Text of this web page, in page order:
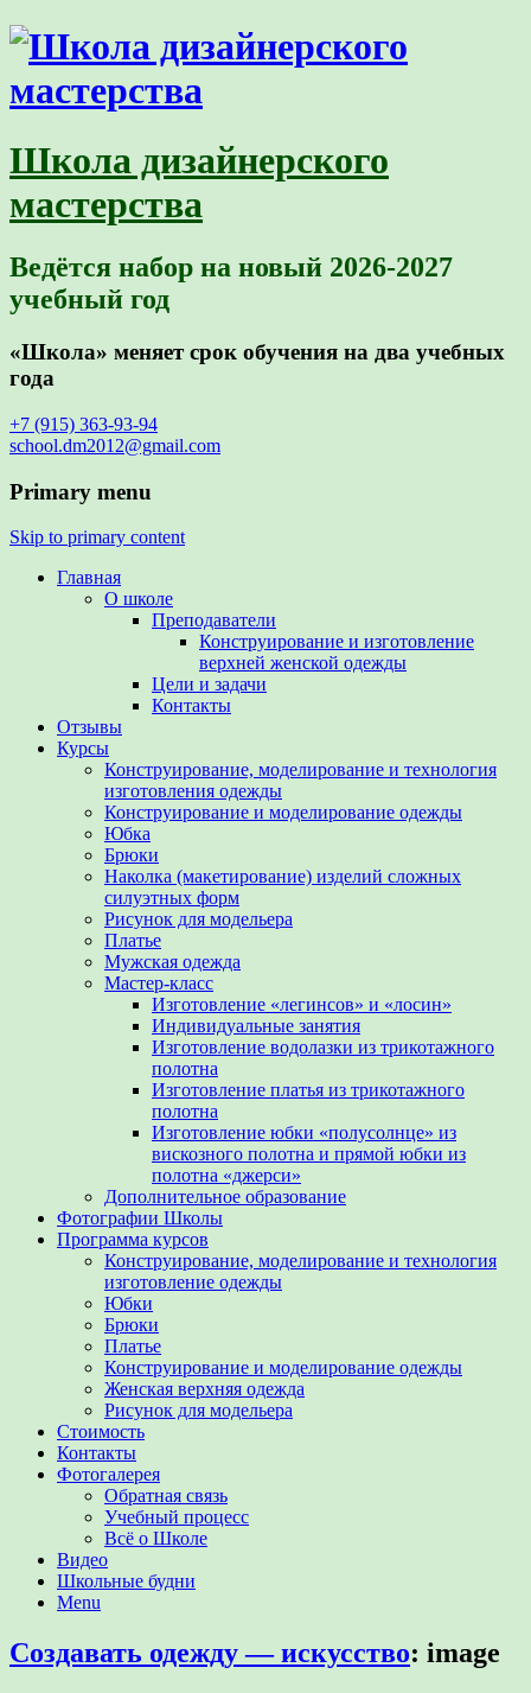
Школа дизайнерского
мастерства
Ведётся набор на новый 2026-2027
учебный год
«Школа» меняет срок обучения на два учебных
года
+7 (915) 363-93-94
school.dm2012@gmail.com
Primary menu
Skip to primary content
Главная
О школе
Преподаватели
Конструирование и изготовление
верхней женской одежды
Цели и задачи
Контакты
Отзывы
Курсы
Конструирование, моделирование и технология
изготовления одежды
Конструирование и моделирование одежды
Юбка
Брюки
Наколка (макетирование) изделий сложных
силуэтных форм
Рисунок для модельера
Платье
Мужская одежда
Мастер-класс
Изготовление «легинсов» и «лосин»
Индивидуальные занятия
Изготовление водолазки из трикотажного
полотна
Изготовление платья из трикотажного
полотна
Изготовление юбки «полусолнце» из
вискозного полотна и прямой юбки из
полотна «джерси»
Дополнительное образование
Фотографии Школы
Программа курсов
Конструирование, моделирование и технология
изготовление одежды
Юбки
Брюки
Платье
Конструирование и моделирование одежды
Женская верхняя одежда
Рисунок для модельера
Стоимость
Контакты
Фотогалерея
Обратная связь
Учебный процесс
Всё о Школе
Видео
Школьные будни
Menu
Создавать одежду — искусство: image